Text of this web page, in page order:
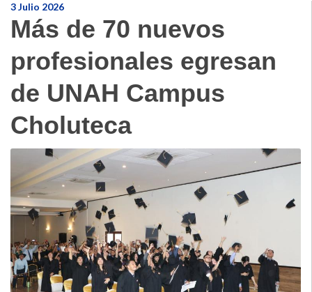
3 Julio 2026
Más de 70 nuevos
profesionales egresan
de UNAH Campus
Choluteca